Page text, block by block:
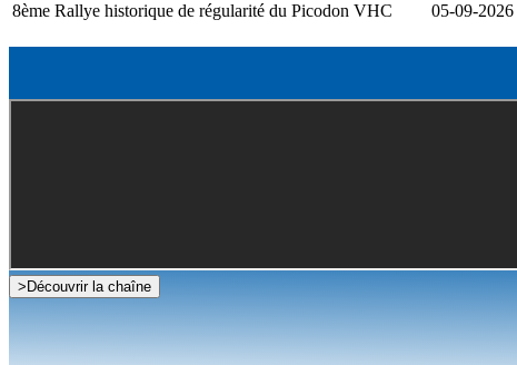
8ème Rallye historique de régularité du Picodon VHC 05-09-2026
> Découvrir la chaîne